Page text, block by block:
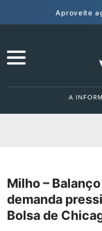
Aproveite
Milho –
demanda
Bolsa de